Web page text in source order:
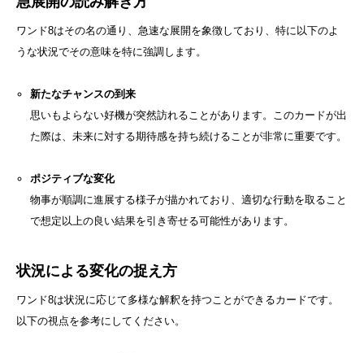
ワンド8はその名の通り、急速な展開を象徴しており、特に以下のよ
うな状況でその意味を特に強調します。
新たなチャンスの到来
思いもよらない好機が突然訪れることがあります。このカードが出
た際は、未来に対する期待感を持ち続けることが非常に重要です。
ポジティブな変化
物事が順調に進展する様子が描かれており、適切な行動を取ること
で想定以上の良い結果を引き寄せる可能性があります。
状況による変化の捉え方
ワンド8は状況に応じて多様な解釈を持つことができるカードです。
以下の視点を参考にしてください。